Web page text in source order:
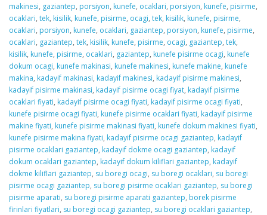
makinesi, gaziantep, porsiyon, kunefe, ocaklari, porsiyon, kunefe, pisirme,
ocaklari, tek, kisilik, kunefe, pisirme, ocagi, tek, kisilik, kunefe, pisirme,
ocaklari, porsiyon, kunefe, ocaklari, gaziantep, porsiyon, kunefe, pisirme,
ocaklari, gaziantep, tek, kisilik, kunefe, pisirme, ocagi, gaziantep, tek,
kisilik, kunefe, pisirme, ocaklari, gaziantep, kunefe pisirme ocagi, kunefe
dokum ocagi, kunefe makinasi, kunefe makinesi, kunefe makine, kunefe
makina, kadayif makinasi, kadayif makinesi, kadayif pisirme makinesi,
kadayif pisirme makinasi, kadayif pisirme ocagi fiyat, kadayif pisirme
ocaklari fiyati, kadayif pisirme ocagi fiyati, kadayif pisirme ocagi fiyati,
kunefe pisirme ocagi fiyati, kunefe pisirme ocaklari fiyati, kadayif pisirme
makine fiyati, kunefe pisirme makinasi fiyati, kunefe dokum makinesi fiyati,
kunefe pisirme makina fiyati, kadayif pisirme ocagi gaziantep, kadayif
pisirme ocaklari gaziantep, kadayif dokme ocagi gaziantep, kadayif
dokum ocaklari gaziantep, kadayif dokum kiliflari gaziantep, kadayif
dokme kiliflari gaziantep, su boregi ocagi, su boregi ocaklari, su boregi
pisirme ocagi gaziantep, su boregi pisirme ocaklari gaziantep, su boregi
pisirme aparati, su boregi pisirme aparati gaziantep, borek pisirme
firinlari fiyatlari, su boregi ocagi gaziantep, su boregi ocaklari gaziantep,